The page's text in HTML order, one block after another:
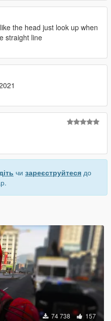
the head just look up when
straight line
чи зареєструйтеся до
74 738 157